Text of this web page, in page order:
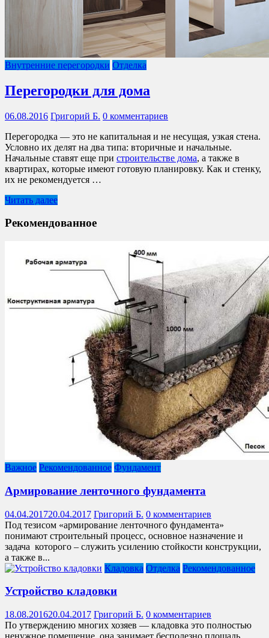
Внутренние перегородки Отделка
Перегородки для дома
06.08.2016 Григорий Б. 0 комментариев
Перегородка — это не капитальная и не несущая, узкая стена.
Условно их делят на два типа: вторичные и начальные.
Начальные ставят еще при строительстве дома, а также в
квартирах, которые имеют готовую планировку. Как и стенку,
их не рекомендуется …
Читать далее
Рекомендованное
Важное Рекомендованное Фундамент
Армирование ленточного фундамента
04.04.201720.04.2017 Григорий Б. 0 комментариев
Под тезисом «армирование ленточного фундамента»
понимают строительный процесс, основное назначение и
задача которого – служить усилению стойкости конструкции,
а также в...
Кладовка Отделка Рекомендованное
Устройство кладовки
18.08.201620.04.2017 Григорий Б. 0 комментариев
По утверждению многих хозяев — кладовка это полностью
ненужное помещение, она занимает бесполезно площадь